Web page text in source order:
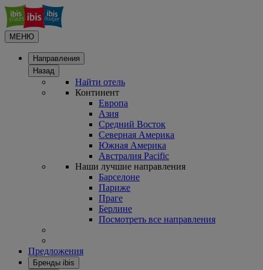
МЕНЮ
Направления
Назад
Найти отель
Континент
Европа
Азия
Средний Восток
Северная Америка
Южная Америка
Австралия Pacific
Наши лучшие направления
Барселоне
Париже
Праге
Берлине
Посмотреть все направления
Предложения
Бренды ibis